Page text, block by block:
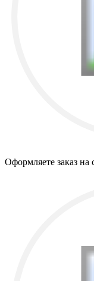
Оформляете заказ на